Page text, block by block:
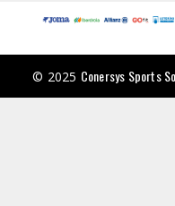
© 2025 Conersys Sports